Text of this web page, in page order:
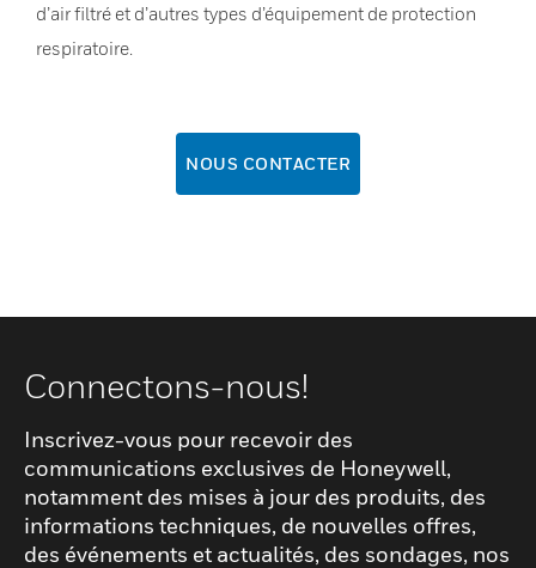
d’air filtré et d’autres types d’équipement de protection
respiratoire.
NOUS CONTACTER
Connectons-nous!
Inscrivez-vous pour recevoir des
communications exclusives de Honeywell,
notamment des mises à jour des produits, des
informations techniques, de nouvelles offres,
des événements et actualités, des sondages, nos